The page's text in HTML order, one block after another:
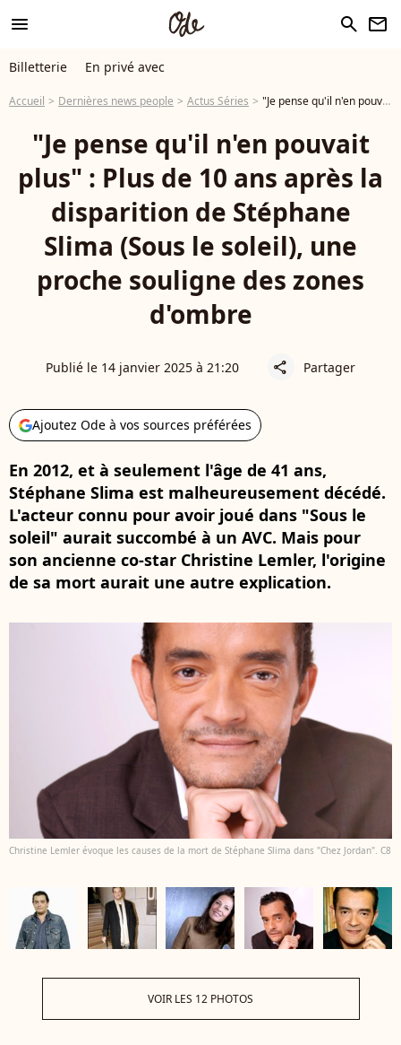
menu search newsletter
Billetterie En privé avec
Accueil Dernières news people Actus Séries "Je pense qu'il n'en pouvait plus" : Plus de 10 ans après la disparition de Stéphane Slima (Sous le soleil), une proche souligne des zones d'ombre
"Je pense qu'il n'en pouvait
plus" : Plus de 10 ans après la
disparition de Stéphane
Slima (Sous le soleil), une
proche souligne des zones
d'ombre
Publié le 14 janvier 2025 à 21:20 share Partager
Ajoutez Ode à vos sources préférées
En 2012, et à seulement l'âge de 41 ans,
Stéphane Slima est malheureusement décédé.
L'acteur connu pour avoir joué dans "Sous le
soleil" aurait succombé à un AVC. Mais pour
son ancienne co-star Christine Lemler, l'origine
de sa mort aurait une autre explication.
Christine Lemler évoque les causes de la mort de Stéphane Slima dans "Chez Jordan". C8
VOIR LES 12 PHOTOS